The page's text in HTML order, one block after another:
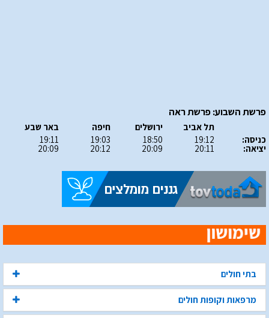
פרשת השבוע: פרשת ראה
כניסה:
יציאה:
תל אביב
19:12
20:11
ירושלים
18:50
20:09
חיפה
19:03
20:12
באר שבע
19:11
20:09
בתי חולים
מרפאות וקופות חולים